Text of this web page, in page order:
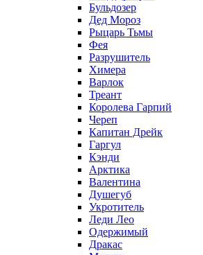
Бульдозер
Дед Мороз
Рыцарь Тьмы
Фея
Разрушитель
Химера
Варлок
Треант
Королева Гарпий
Череп
Капитан Дрейк
Гаргул
Кэнди
Арктика
Валентина
Душегуб
Укротитель
Леди Лео
Одержимый
Дракас